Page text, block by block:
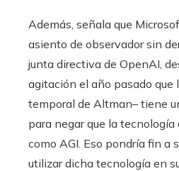
Además, señala que
asiento de observador sin
junta directiva de OpenAI,
agitación el año pasado que
temporal de Altman– tiene
para negar que la
como AGI. Eso pondría fin a
utilizar dicha tecnología en